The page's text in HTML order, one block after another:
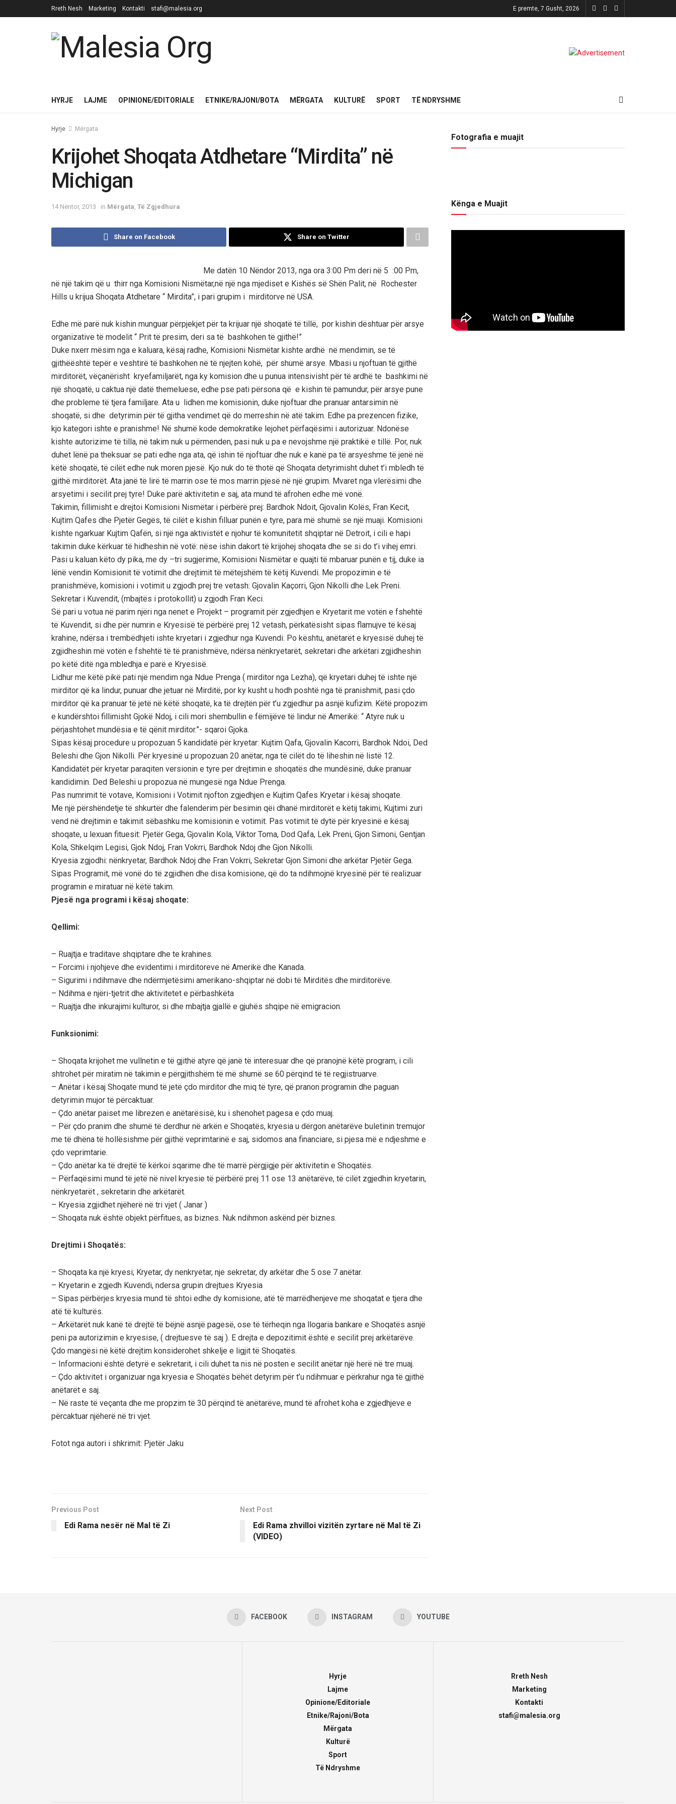
Rreth Nesh Marketing Kontakti stafi@malesia.org E premte, 7 Gusht, 2026
HYRJE LAJME OPINIONE/EDITORIALE ETNIKE/RAJONI/BOTA MËRGATA KULTURË SPORT TË NDRYSHME
Hyrje Mërgata
Krijohet Shoqata Atdhetare “Mirdita” në
Michigan
14 Nëntor, 2013 in Mërgata Të Zgjedhura
Share on Facebook Share on Twitter
Me datën 10 Nëndor 2013, nga ora 3:00 Pm deri në 5 :00 Pm,
në një takim që u thirr nga Komisioni Nismëtar,në një nga mjediset e Kishës së Shën Palit, në Rochester
Hills u krijua Shoqata Atdhetare “ Mirdita”, i pari grupim i mirditorve në USA.
Edhe më parë nuk kishin munguar përpjekjet për ta krijuar një shoqatë të tillë, por kishin dështuar për arsye
organizative të modelit “ Prit të presim, deri sa të bashkohen të gjithë!”
Duke nxerr mësim nga e kaluara, kësaj radhe, Komisioni Nismëtar kishte ardhë në mendimin, se të
gjithëështë tepër e veshtirë të bashkohen në të njejten kohë, për shumë arsye. Mbasi u njoftuan të gjithë
mirditorët, vëçanërisht kryefamiljarët, nga ky komision dhe u punua intensivisht për të ardhë te bashkimi në
një shoqatë, u caktua një datë themeluese, edhe pse pati përsona që e kishin të pamundur, për arsye pune
dhe probleme të tjera familjare. Ata u lidhen me komisionin, duke njoftuar dhe pranuar antarsimin në
shoqatë, si dhe detyrimin për të gjitha vendimet që do merreshin në atë takim. Edhe pa prezencen fizike,
kjo kategori ishte e pranishme! Në shumë kode demokratike lejohet përfaqësimi i autorizuar. Ndonëse
kishte autorizime të tilla, në takim nuk u përmenden, pasi nuk u pa e nevojshme një praktikë e tillë. Por, nuk
duhet lënë pa theksuar se pati edhe nga ata, që ishin të njoftuar dhe nuk e kanë pa të arsyeshme të jenë në
këtë shoqatë, të cilët edhe nuk moren pjesë. Kjo nuk do të thotë që Shoqata detyrimisht duhet t’i mbledh të
gjithë mirditorët. Ata janë të lirë të marrin ose të mos marrin pjesë në një grupim. Mvaret nga vlerësimi dhe
arsyetimi i secilit prej tyre! Duke parë aktivitetin e saj, ata mund të afrohen edhe më vonë.
Takimin, fillimisht e drejtoi Komisioni Nismëtar i përbërë prej: Bardhok Ndoit, Gjovalin Kolës, Fran Kecit,
Kujtim Qafes dhe Pjetër Gegës, të cilët e kishin filluar punën e tyre, para më shumë se një muaji. Komisioni
kishte ngarkuar Kujtim Qafën, si një nga aktivistët e njohur të komunitetit shqiptar në Detroit, i cili e hapi
takimin duke kërkuar të hidheshin në votë: nëse ishin dakort të krijohej shoqata dhe se si do t’i vihej emri.
Pasi u kaluan këto dy pika, me dy –tri sugjerime, Komisioni Nismëtar e quajti të mbaruar punën e tij, duke ia
lënë vendin Komisionit të votimit dhe drejtimit të mëtejshëm të këtij Kuvendi. Me propozimin e të
pranishmëve, komisioni i votimit u zgjodh prej tre vetash: Gjovalin Kaçorri, Gjon Nikolli dhe Lek Preni.
Sekretar i Kuvendit, (mbajtës i protokollit) u zgjodh Fran Keci.
Së pari u votua në parim njëri nga nenet e Projekt – programit për zgjedhjen e Kryetarit me votën e fshehtë
të Kuvendit, si dhe për numrin e Kryesisë të përbërë prej 12 vetash, përkatësisht sipas flamujve të kësaj
krahine, ndërsa i trembëdhjeti ishte kryetari i zgjedhur nga Kuvendi. Po kështu, anëtarët e kryesisë duhej të
zgjidheshin më votën e fshehtë të të pranishmëve, ndërsa nënkryetarët, sekretari dhe arkëtari zgjidheshin
po këtë ditë nga mbledhja e parë e Kryesisë.
Lidhur me këtë pikë pati një mendim nga Ndue Prenga ( mirditor nga Lezha), që kryetari duhej të ishte një
mirditor që ka lindur, punuar dhe jetuar në Mirditë, por ky kusht u hodh poshtë nga të pranishmit, pasi çdo
mirditor që ka pranuar të jetë në këtë shoqatë, ka të drejtën për t’u zgjedhur pa asnjë kufizim. Këtë propozim
e kundërshtoi fillimisht Gjokë Ndoj, i cili mori shembullin e fëmijëve të lindur në Amerikë: “ Atyre nuk u
përjashtohet mundësia e të qënit mirditor.”- sqaroi Gjoka.
Sipas kësaj procedure u propozuan 5 kandidatë për kryetar: Kujtim Qafa, Gjovalin Kacorri, Bardhok Ndoi, Ded
Beleshi dhe Gjon Nikolli. Për kryesinë u propozuan 20 anëtar, nga të cilët do të liheshin në listë 12.
Kandidatët për kryetar paraqiten versionin e tyre per drejtimin e shoqatës dhe mundësinë, duke pranuar
kandidimin. Ded Beleshi u propozua në mungesë nga Ndue Prenga.
Pas numrimit të votave, Komisioni i Votimit njofton zgjedhjen e Kujtim Qafes Kryetar i kësaj shoqate.
Me një përshëndetje të shkurtër dhe falenderim për besimin qëi dhanë mirditorët e këtij takimi, Kujtimi zuri
vend në drejtimin e takimit sëbashku me komisionin e votimit. Pas votimit të dytë për kryesinë e kësaj
shoqate, u lexuan fituesit: Pjetër Gega, Gjovalin Kola, Viktor Toma, Dod Qafa, Lek Preni, Gjon Simoni, Gentjan
Kola, Shkelqim Legisi, Gjok Ndoj, Fran Vokrri, Bardhok Ndoj dhe Gjon Nikolli.
Kryesia zgjodhi: nënkryetar, Bardhok Ndoj dhe Fran Vokrri, Sekretar Gjon Simoni dhe arkëtar Pjetër Gega.
Sipas Programit, më vonë do të zgjidhen dhe disa komisione, që do ta ndihmojnë kryesinë për të realizuar
programin e miratuar në këtë takim.
Pjesë nga programi i kësaj shoqate:
Qellimi:
– Ruajtja e traditave shqiptare dhe te krahines.
– Forcimi i njohjeve dhe evidentimi i mirditoreve në Amerikë dhe Kanada.
– Sigurimi i ndihmave dhe ndërmjetësimi amerikano-shqiptar në dobi të Mirditës dhe mirditorëve.
– Ndihma e njëri-tjetrit dhe aktivitetet e përbashkëta
– Ruajtja dhe inkurajimi kulturor, si dhe mbajtja gjallë e gjuhës shqipe në emigracion.
Funksionimi:
– Shoqata krijohet me vullnetin e të gjithë atyre që janë të interesuar dhe që pranojnë këtë program, i cili
shtrohet për miratim në takimin e përgjithshëm të më shumë se 60 përqind të të regjistruarve.
– Anëtar i kësaj Shoqate mund të jetë çdo mirditor dhe miq të tyre, që pranon programin dhe paguan
detyrimin mujor të përcaktuar.
– Çdo anëtar paiset me librezen e anëtarësisë, ku i shenohet pagesa e çdo muaj.
– Për çdo pranim dhe shumë të derdhur në arkën e Shoqatës, kryesia u dërgon anëtarëve buletinin tremujor
me të dhëna të hollësishme për gjithë veprimtarinë e saj, sidomos ana financiare, si pjesa më e ndjeshme e
çdo veprimtarie.
– Çdo anëtar ka të drejtë të kërkoi sqarime dhe të marrë përgjigje për aktivitetin e Shoqatës.
– Përfaqësimi mund të jetë në nivel kryesie të përbërë prej 11 ose 13 anëtarëve, të cilët zgjedhin kryetarin,
nënkryetarët , sekretarin dhe arkëtarët.
– Kryesia zgjidhet njëherë në tri vjet ( Janar )
– Shoqata nuk është objekt përfitues, as biznes. Nuk ndihmon askënd për biznes.
Drejtimi i Shoqatës:
– Shoqata ka një kryesi; Kryetar, dy nenkryetar, nje sekretar, dy arkëtar dhe 5 ose 7 anëtar.
– Kryetarin e zgjedh Kuvendi, ndersa grupin drejtues Kryesia
– Sipas përbërjes kryesia mund të shtoi edhe dy komisione, atë të marrëdhenjeve me shoqatat e tjera dhe
atë të kulturës.
– Arkëtarët nuk kanë të drejtë të bëjnë asnjë pagesë, ose të tërheqin nga llogaria bankare e Shoqatës asnjë
peni pa autorizimin e kryesise, ( drejtuesve të saj ). E drejta e depozitimit është e secilit prej arkëtarëve.
Çdo mangësi në këtë drejtim konsiderohet shkelje e ligjit të Shoqatës.
– Informacioni është detyrë e sekretarit, i cili duhet ta nis në posten e secilit anëtar një herë në tre muaj.
– Çdo aktivitet i organizuar nga kryesia e Shoqatës bëhët detyrim për t’u ndihmuar e përkrahur nga të gjithë
anëtarët e saj.
– Në raste të veçanta dhe me propzim të 30 përqind të anëtarëve, mund të afrohet koha e zgjedhjeve e
përcaktuar njëherë në tri vjet.
Fotot nga autori i shkrimit: Pjetër Jaku
Previous Post
Edi Rama nesër në Mal të Zi
Next Post
Edi Rama zhvilloi vizitën zyrtare në Mal të Zi
(VIDEO)
Fotografia e muajit
Kënga e Muajit
FACEBOOK INSTAGRAM YOUTUBE
Hyrje
Lajme
Opinione/Editoriale
Etnike/Rajoni/Bota
Mërgata
Kulturë
Sport
Të Ndryshme
Rreth Nesh
Marketing
Kontakti
stafi@malesia.org